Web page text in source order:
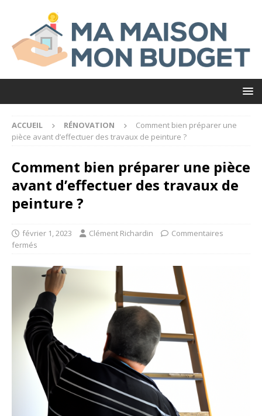
ACCUEIL RÉNOVATION
Comment bien préparer une
pièce avant d’effectuer des travaux de peinture ?
Comment bien préparer une pièce
avant d’effectuer des travaux de
peinture ?
février 1, 2023 Clément Richardin
Commentaires
fermés